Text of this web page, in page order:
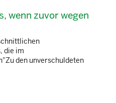
wenn zuvor wegen
die im
den unverschuldeten